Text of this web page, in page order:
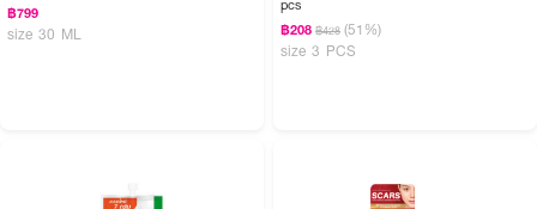
฿799
size 30 ML
pcs
฿208 ฿428 (51%)
size 3 PCS